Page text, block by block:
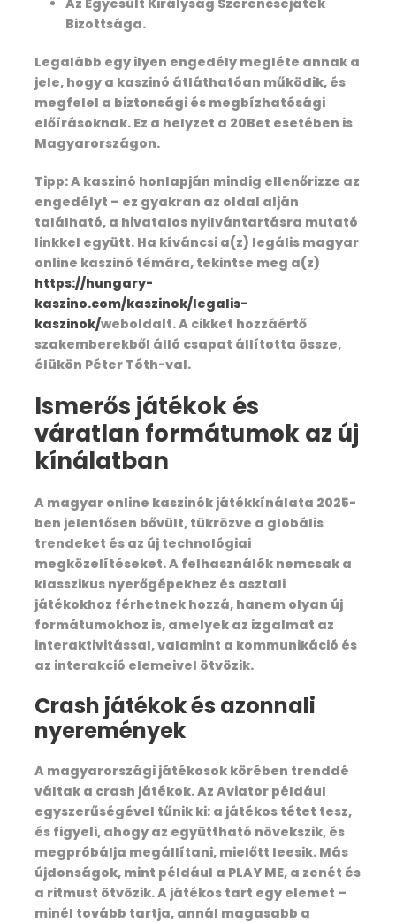
Bizottsága.
Legalább egy ilyen engedély megléte annak a
jele, hogy a kaszinó átláthatóan működik, és
megfelel a biztonsági és megbízhatósági
előírásoknak. Ez a helyzet a 20Bet esetében is
Magyarországon.
Tipp: A kaszinó honlapján mindig ellenőrizze az
engedélyt – ez gyakran az oldal alján
található, a hivatalos nyilvántartásra mutató
linkkel együtt. Ha kíváncsi a(z) legális magyar
online kaszinó témára, tekintse meg a(z)
https://hungary-
kaszino.com/kaszinok/legalis-
kaszinok/weboldalt. A cikket hozzáértő
szakemberekből álló csapat állította össze,
élükön Péter Tóth-val.
Ismerős játékok és
váratlan formátumok az új
kínálatban
A magyar online kaszinók játékkínálata 2025-
ben jelentősen bővült, tükrözve a globális
trendeket és az új technológiai
megközelítéseket. A felhasználók nemcsak a
klasszikus nyerőgépekhez és asztali
játékokhoz férhetnek hozzá, hanem olyan új
formátumokhoz is, amelyek az izgalmat az
interaktivitással, valamint a kommunikáció és
az interakció elemeivel ötvözik.
Crash játékok és azonnali
nyeremények
A magyarországi játékosok körében trenddé
váltak a crash játékok. Az Aviator például
egyszerűségével tűnik ki: a játékos tétet tesz,
és figyeli, ahogy az együttható növekszik, és
megpróbálja megállítani, mielőtt leesik. Más
újdonságok, mint például a PLAY ME, a zenét és
a ritmust ötvözik. A játékos tart egy elemet –
minél tovább tartja, annál magasabb a
Day 4: After breakfast ,Budhakedar to
Bahiron Chatti (2500 mt. /Trek 9 km. / 5hrs.)
Day 5 : Bhairon Chatti to Ghuttu (1524
mt. / Trek 12 km. /6 hrs.)
Day 6 : Ghuttu to Panwali kantha (3970
mtr /Trek18 km /8 hrs.)
Day 7 : Panwalikantha to Trijugi narayan
Day 8 : Trijugi Narayan to Sonprayag –
Day 9 : Ghuttu to Panwalikantha (3970
mtr /Trek18 km /8 hrs.)
Day 10 : Kedarnath to Rudraprayag (Trek
Day 11 : Rudraprayag to Rishikesh –
Haridwar Dehradun – Delhi (Drive 160
km./Train /10 hrs.)